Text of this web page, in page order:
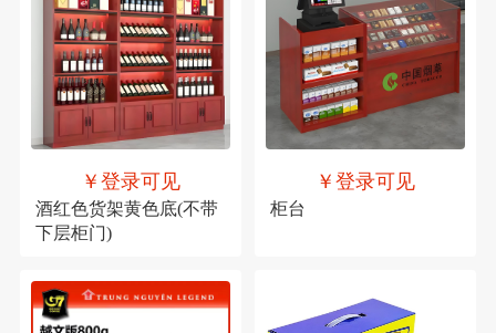
￥登录可见
酒红色货架黄色底(不带
下层柜门)
￥登录可见
柜台